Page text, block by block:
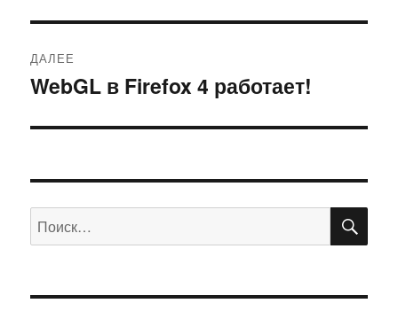
ДАЛЕЕ
Следующая
WebGL в Firefox 4 работает!
Искать: